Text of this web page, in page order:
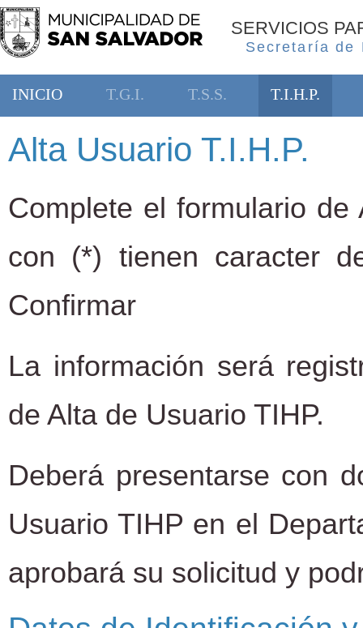
SERVICIOS
Secretaría de
INICIO T.G.I. T.S.S. T.I.H.P.
Alta Usuario T.I.H.P.
Complete el formulario de
con (*) tienen caracter
Confirmar
La información será
de Alta de Usuario TIHP.
Deberá presentarse con
Usuario TIHP en el
aprobará su solicitud y